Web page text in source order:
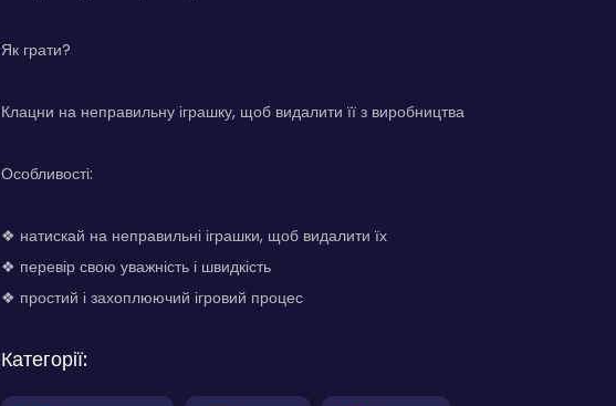
Як грати?
Клацни на неправильну іграшку, щоб видалити її з виробництва
Особливості:
❖ натискай на неправильні іграшки, щоб видалити їх
❖ перевір свою уважність і швидкість
❖ простий і захоплюючий ігровий процес
Категорії: